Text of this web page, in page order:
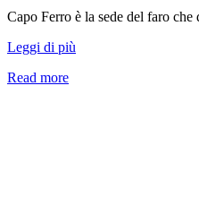
Capo Ferro è la sede del faro
Leggi di più
Read more